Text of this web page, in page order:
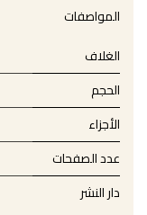
المواصفات
الغلاف
الحجم
الأجزاء
عدد الصفحات
دار النشر